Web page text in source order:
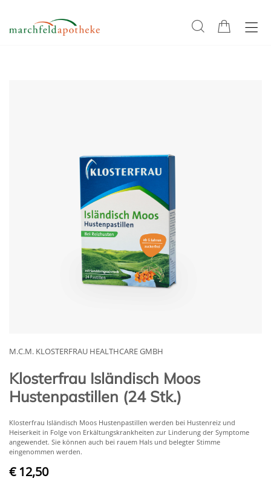
M.C.M. KLOSTERFRAU HEALTHCARE GMBH
Klosterfrau Isländisch Moos
Hustenpastillen (24 Stk.)
Klosterfrau Isländisch Moos Hustenpastillen werden bei Hustenreiz und
Heiserkeit in Folge von Erkältungskrankheiten zur Linderung der Symptome
angewendet. Sie können auch bei rauem Hals und belegter Stimme
eingenommen werden.
€ 12,50